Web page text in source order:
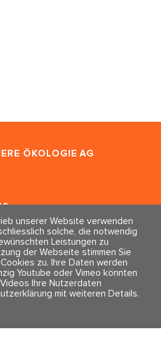
ÖKOLOGIE AG
Folge uns
unserer Website verwenden
solche, die notwendig
Leistungen zu
der Webseite stimmen Sie
zu. Ihre Daten werden
Youtube oder Vimeo könnten
Ihre Nutzerdaten
mit weiteren Details.